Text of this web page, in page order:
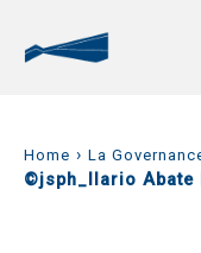
Home › La
©jsph_Ilario Abate